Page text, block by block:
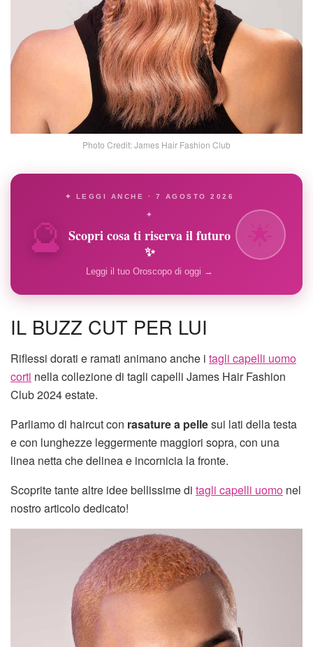
Photo Credit: James Hair Fashion Club
🔮
✦ LEGGI ANCHE · 7 AGOSTO 2026
✦
Scopri cosa ti riserva il futuro
✨
Leggi il tuo Oroscopo di oggi →
IL BUZZ CUT PER LUI
Riflessi dorati e ramati animano anche i tagli capelli uomo
corti nella collezione di tagli capelli James Hair Fashion
Club 2024 estate.
Parliamo di haircut con rasature a pellesui lati della testa
e con lunghezze leggermente maggiori sopra, con una
linea netta che delinea e incornicia la fronte.
Scoprite tante altre idee bellissime di tagli capelli uomo nel
nostro articolo dedicato!